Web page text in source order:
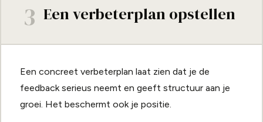
3 Een verbeterplan opstellen
Een concreet verbeterplan laat zien dat je de
feedback serieus neemt en geeft structuur aan je
groei. Het beschermt ook je positie.